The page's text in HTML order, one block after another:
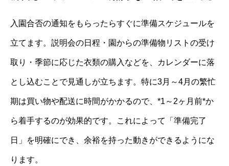
入園合否の通知をもらったらすぐに準備スケジュールを
立てます。説明会の日程・園からの準備物リストの受け
取り・季節に応じた衣類の購入などを、カレンダーに落
とし込むことで見通しが立ちます。特に3月～4月の繁忙
期は買い物や配送に時間がかかるので、*1～2ヶ月前*か
ら着手するのが効果的です。これによって「準備完了
日」を明確にでき、余裕を持った動きができるようにな
ります。